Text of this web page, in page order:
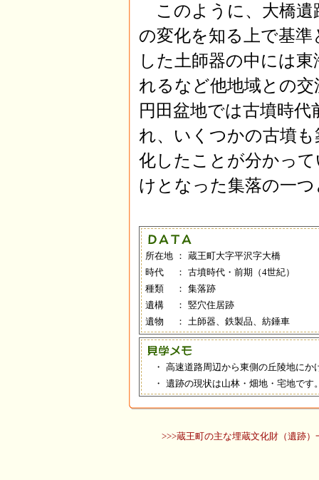
このように、大橋遺
の変化を知る上で基
した土師器の中には
れるなど他地域との
円田盆地では古墳時
れ、いくつかの古墳
化したことが分かっ
けとなった集落の一
所在地 ： 蔵王町大字平沢字大橋
時代
： 古墳時代・前期（4世紀）
種類
： 集落跡
遺構
： 竪穴住居跡
遺物
： 土師器、鉄製品、紡錘車
・ 高速道路周辺から東側の丘陵地にか
・ 遺跡の現状は山林・畑地・宅地です
>>>蔵王町の主な埋蔵文化財（遺跡）